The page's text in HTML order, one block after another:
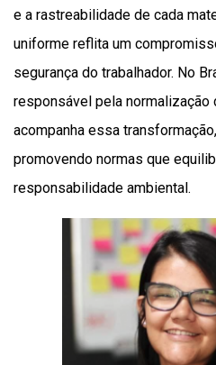
e a rastreabilidade de cada
uniforme reflita um
segurança do trabalhador. No
responsável pela normalização
acompanha essa
promovendo normas que
responsabilidade ambiental.